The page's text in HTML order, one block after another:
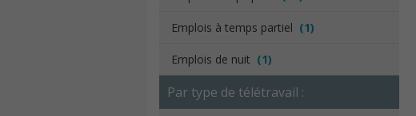
Emplois à temps partiel (1)
Emplois de nuit (1)
Par type de télétravail :